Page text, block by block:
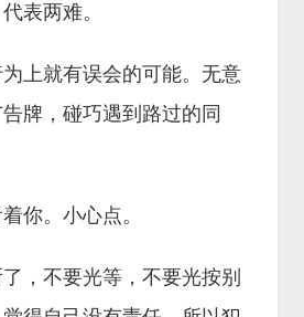
表两难。
上就有误会的可能。无意
牌，碰巧遇到路过的同
你。小心点。
，不要光等，不要光按别